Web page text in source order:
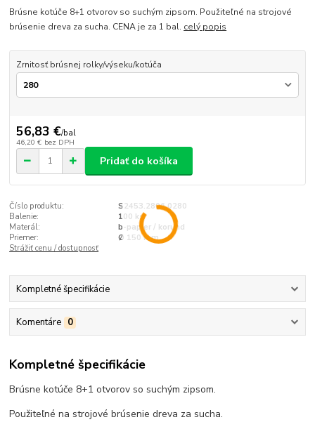
Brúsne kotúče 8+1 otvorov so suchým zipsom. Použiteľné na strojové
brúsenie dreva za sucha. CENA je za 1 bal. celý popis
Zrnitosť brúsnej rolky/výseku/kotúča
56,83 €/bal
46,20 € bez DPH
Pridať do košíka
Číslo produktu:
S2453.2806.0280
Balenie:
100 ks
Materál:
b-papier / korund
Priemer:
Ø 150 mm
Strážiť cenu / dostupnosť
Kompletné špecifikácie
Komentáre 0
Kompletné špecifikácie
Brúsne kotúče 8+1 otvorov so suchým zipsom.
Použiteľné na strojové brúsenie dreva za sucha.